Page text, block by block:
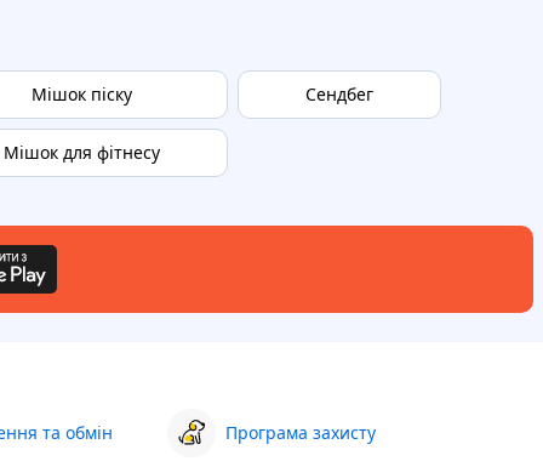
Мішок піску
Мішок для фітнесу
Сендбег
та обмін Програма захисту